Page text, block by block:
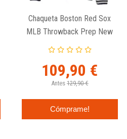
Chaqueta Boston Red Sox
MLB Throwback Prep New
Era
109,90 €
Antes 129,90 €
Cómprame!